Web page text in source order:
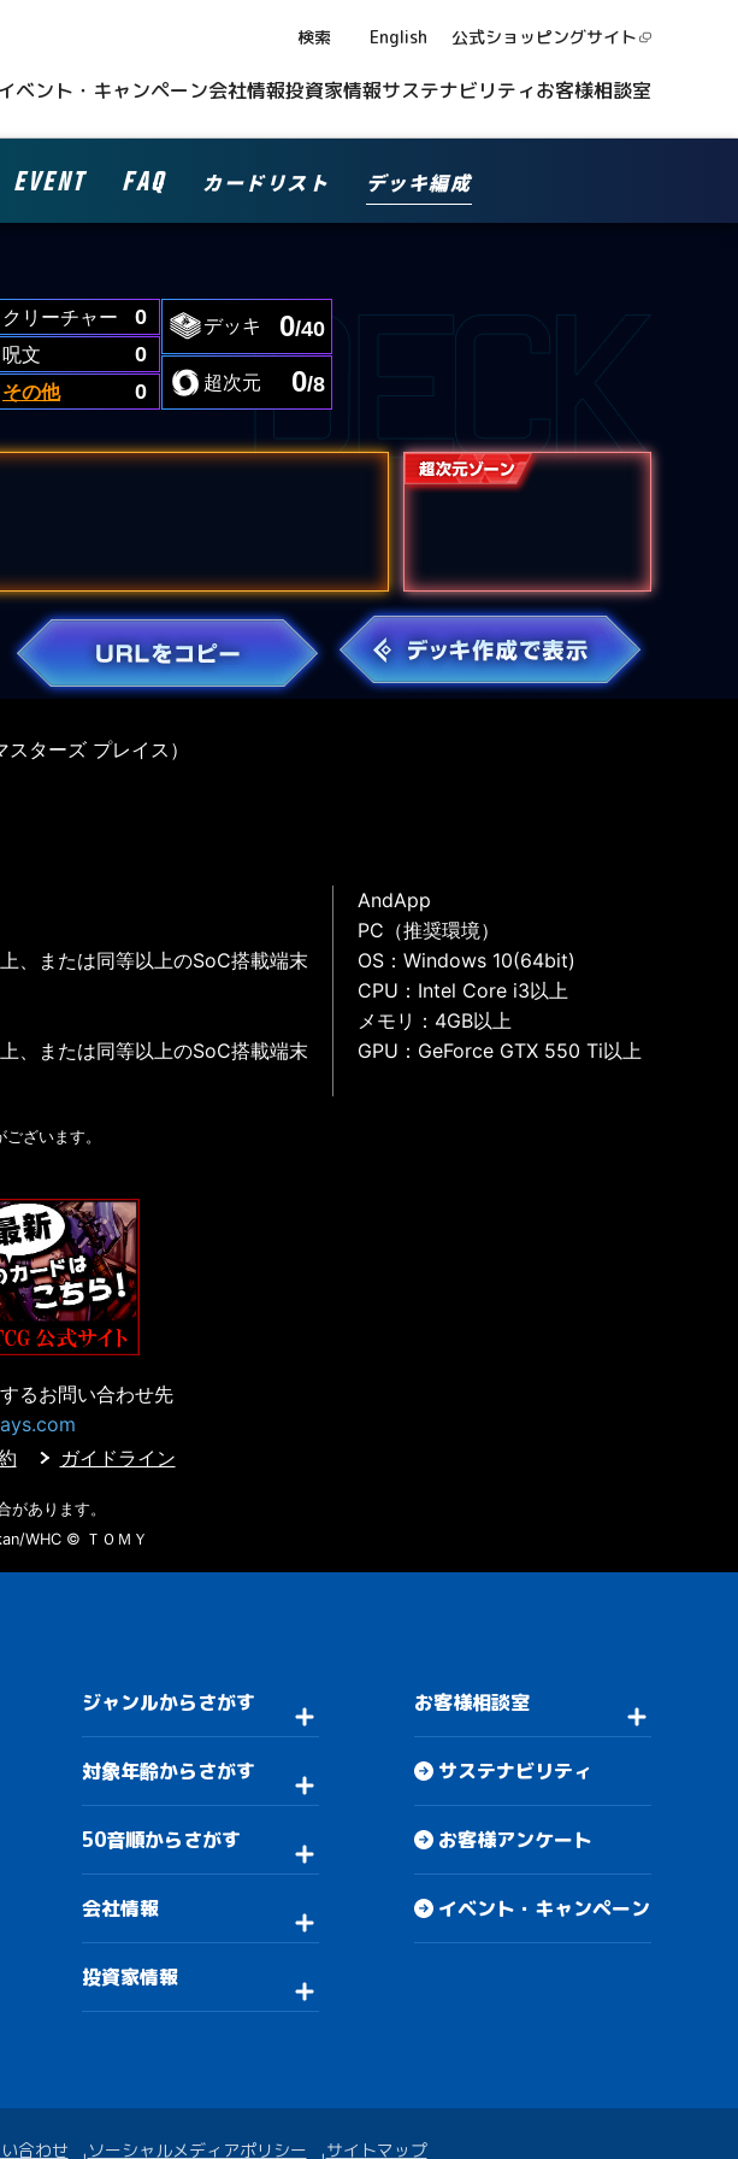
検索 English 公式ショッピングサイト
ベント・キャンペーン会社情報投資家情報サステナビリティお客様相談室
EVENT FAQ カードリスト デッキ編成
クリーチャー
0
呪文
0
その他
0
デッキ 0/40
超次元 0/8
ターズ プレイス）
、または同等以上のSoC搭載端末
、または同等以上のSoC搭載端末
AndApp
PC（推奨環境）
OS：Windows 10(64bit)
CPU：Intel Core i3以上
メモリ：4GB以上
GPU：GeForce GTX 550 Ti以上
ざいます。
るお問い合わせ先
ガイドライン
があります。
WHC © ＴＯＭＹ
ジャンルからさがす
対象年齢からさがす
50音順からさがす
会社情報
投資家情報
お客様相談室
サステナビリティ
お客様アンケート
イベント・キャンペーン
合わせ ソーシャルメディアポリシー サイトマップ